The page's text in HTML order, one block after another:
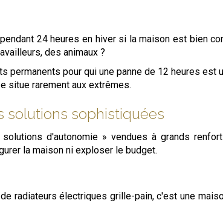
24 heures en hiver si la maison est bien
des animaux ?
permanents pour qui une panne de 12 heures
situe rarement aux extrêmes.
solutions sophistiquées
d'autonomie » vendues à grands
la maison ni exploser le budget.
radiateurs électriques grille-pain, c'est une